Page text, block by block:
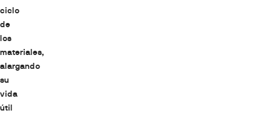
ciclo
de
los
materiales,
alargando
su
vida
útil